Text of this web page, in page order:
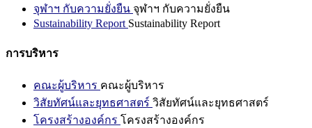
จุฬาฯ กับความยั่งยืน จุฬาฯ กับความยั่งยืน
Sustainability Report Sustainability Report
การบริหาร
คณะผู้บริหาร คณะผู้บริหาร
วิสัยทัศน์และยุทธศาสตร์ วิสัยทัศน์และยุทธศาสตร์
โครงสร้างองค์กร โครงสร้างองค์กร